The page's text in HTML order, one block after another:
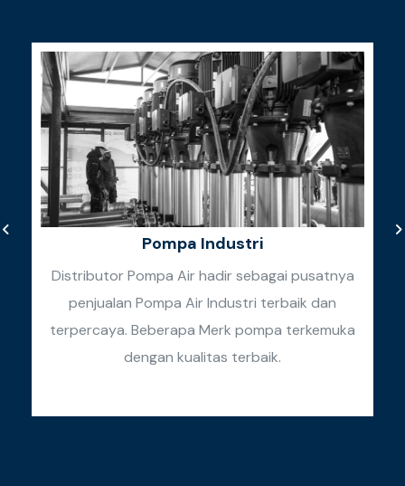
Pompa Industri
Distributor Pompa Air hadir sebagai pusatnya
penjualan Pompa Air Industri terbaik dan
terpercaya. Beberapa Merk pompa terkemuka
dengan kualitas terbaik.